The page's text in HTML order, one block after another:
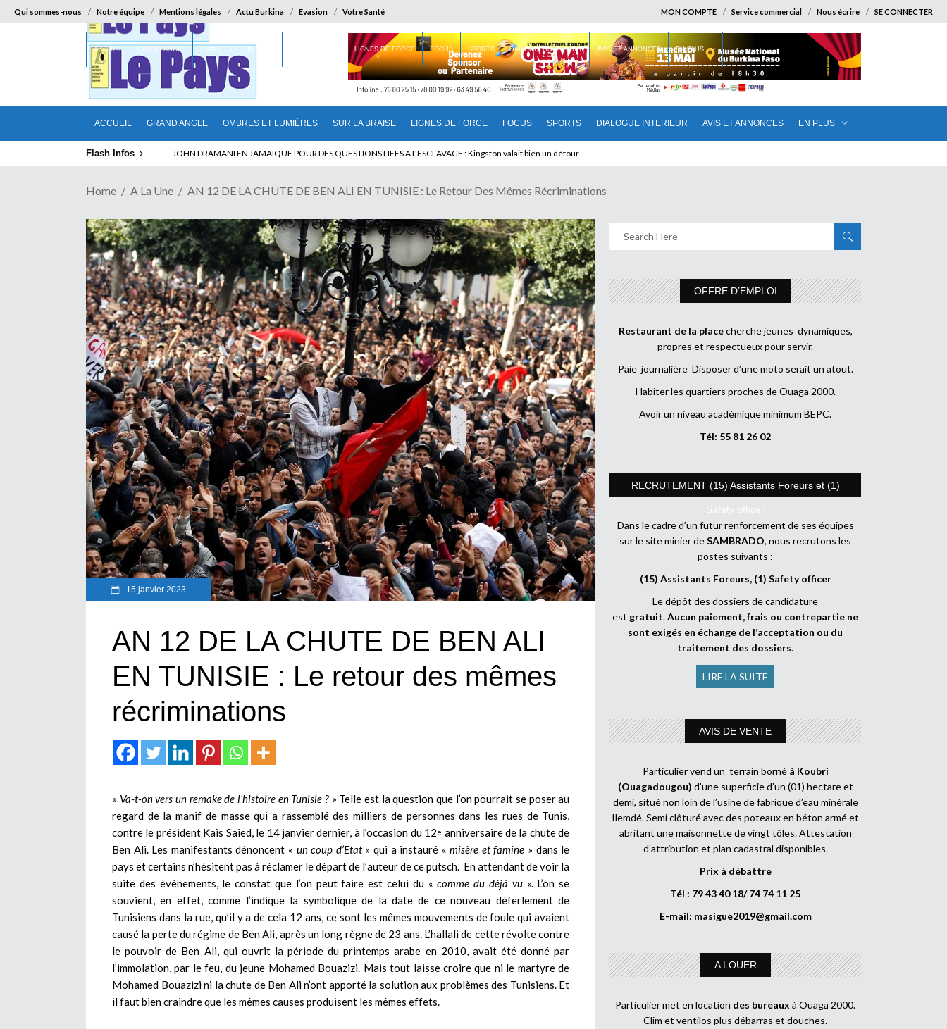
Qui sommes-nous Notre équipe Mentions légales Actu Burkina Evasion Votre Santé MON COMPTE Service commercial Nous écrire SE CONNECTER
ACCUEIL GRAND ANGLE OMBRES ET LUMIÈRES SUR LA BRAISE LIGNES DE FORCE FOCUS SPORTS DIALOGUE INTERIEUR AVIS ET ANNONCES EN PLUS
ACCUEIL GRAND ANGLE OMBRES ET LUMIÈRES LIGNES DE FORCE FOCUS SPORTS DIALOGUE INTERIEUR AVIS ET ANNONCES EN PLUS
Flash Infos ELECTION DE TALON A LA TETE DU SENAT BENINOIS : Quand Patrice quitte le pouvoir sans partir !
Home A La Une AN 12 DE LA CHUTE DE BEN ALI EN TUNISIE : Le Retour Des Mêmes Récriminations
15 janvier 2023
AN 12 DE LA CHUTE DE BEN ALI
EN TUNISIE : Le retour des mêmes
récriminations
« Va-t-on vers un remake de l’histoire en Tunisie ? » Telle est la question que l’on pourrait se poser au
regard de la manif de masse qui a rassemblé des milliers de personnes dans les rues de Tunis,
contre le président Kais Saied, le 14 janvier dernier, à l’occasion du 12e anniversaire de la chute de
Ben Ali. Les manifestants dénoncent « un coup d’Etat» qui a instauré «misère et famine » dans le
pays et certains n’hésitent pas à réclamer le départ de l’auteur de ce putsch. En attendant de voir la
suite des évènements, le constat que l’on peut faire est celui du «comme du déjà vu». L’on se
souvient, en effet, comme l’indique la symbolique de la date de ce nouveau déferlement de
Tunisiens dans la rue, qu’il y a de cela 12 ans, ce sont les mêmes mouvements de foule qui avaient
causé la perte du régime de Ben Ali, après un long règne de 23 ans. L’hallali de cette révolte contre
le pouvoir de Ben Ali, qui ouvrit la période du printemps arabe en 2010, avait été donné par
l’immolation, par le feu, du jeune Mohamed Bouazizi. Mais tout laisse croire que ni le martyre de
Mohamed Bouazizi ni la chute de Ben Ali n’ont apporté la solution aux problèmes des Tunisiens. Et
il faut bien craindre que les mêmes causes produisent les mêmes effets.
OFFRE D’EMPLOI
Restaurant de la placecherche jeunes dynamiques,
propres et respectueux pour servir.
Paie journalière Disposer d’une moto serait un atout.
Habiter les quartiers proches de Ouaga 2000.
Avoir un niveau académique minimum BEPC.
Tél: 55 81 26 02
RECRUTEMENT (15) Assistants Foreurs et (1)
Safety officer
Dans le cadre d’un futur renforcement de ses équipes
sur le site minier deSAMBRADO, nous recrutons les
postes suivants :
(15) Assistants Foreurs, (1) Safety officer
Le dépôt des dossiers de candidature
est gratuit.Aucun paiement, frais ou contrepartie ne
sont exigés en échange de l’acceptation ou du
traitement des dossiers.
LIRE LA SUITE
AVIS DE VENTE
Particulier vend un terrain borné à Koubri
(Ouagadougou) d’une superficie d’un (01) hectare et
demi, situé non loin de l’usine de fabrique d’eau minérale
Ilemdé. Semi clôturé avec des poteaux en béton armé et
abritant une maisonnette de vingt tôles. Attestation
d’attribution et plan cadastral disponibles.
Prix à débattre
Tél : 79 43 40 18/ 74 74 11 25
E-mail: masigue2019@gmail.com
A LOUER
Particulier met en location des bureaux à Ouaga 2000.
Clim et ventilos plus débarras et douches.